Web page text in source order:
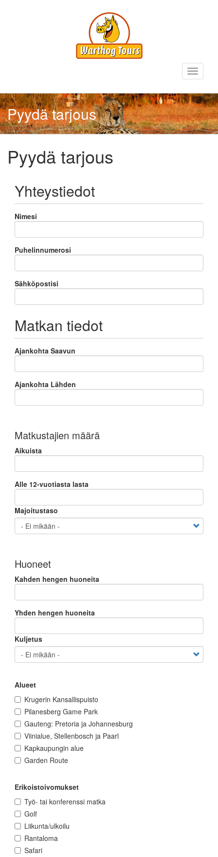
Toggle
Pyydä tarjous
Pyydä tarjous
Yhteystiedot
Nimesi
Puhelinnumerosi
Sähköpostisi
Matkan tiedot
Ajankohta Saavun
Ajankohta Lähden
Matkustajien määrä
Aikuista
Alle 12-vuotiasta lasta
Majoitustaso
Huoneet
Kahden hengen huoneita
Yhden hengen huoneita
Kuljetus
Alueet
Krugerin Kansallispuisto
Pilanesberg Game Park
Gauteng: Pretoria ja Johannesburg
Viinialue, Stellenbosch ja Paarl
Kapkaupungin alue
Garden Route
Erikoistoivomukset
Työ- tai konferenssi matka
Golf
Liikunta/ulkoilu
Rantaloma
Safari